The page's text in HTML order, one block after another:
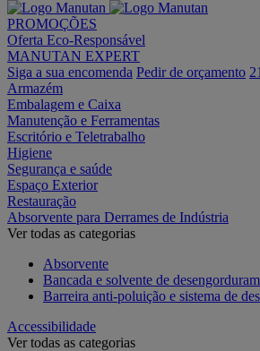
PROMOÇÕES
Oferta Eco-Responsável
MANUTAN EXPERT
Siga a sua encomenda Pedir de orçamento
Armazém
Embalagem e Caixa
Manutenção e Ferramentas
Escritório e Teletrabalho
Higiene
Segurança e saúde
Espaço Exterior
Restauração
Absorvente para Derrames de Indústria
Ver todas as categorias
Absorvente
Bancada e solvente de
Barreira anti-poluição e sistema de
Accessibilidade
Ver todas as categorias